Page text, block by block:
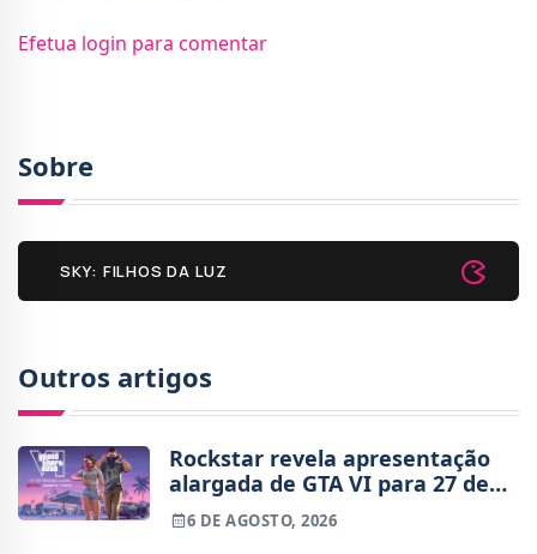
Efetua login para comentar
Sobre
SKY: FILHOS DA LUZ
Outros artigos
Rockstar revela apresentação
alargada de GTA VI para 27 de
agosto
6 DE AGOSTO, 2026